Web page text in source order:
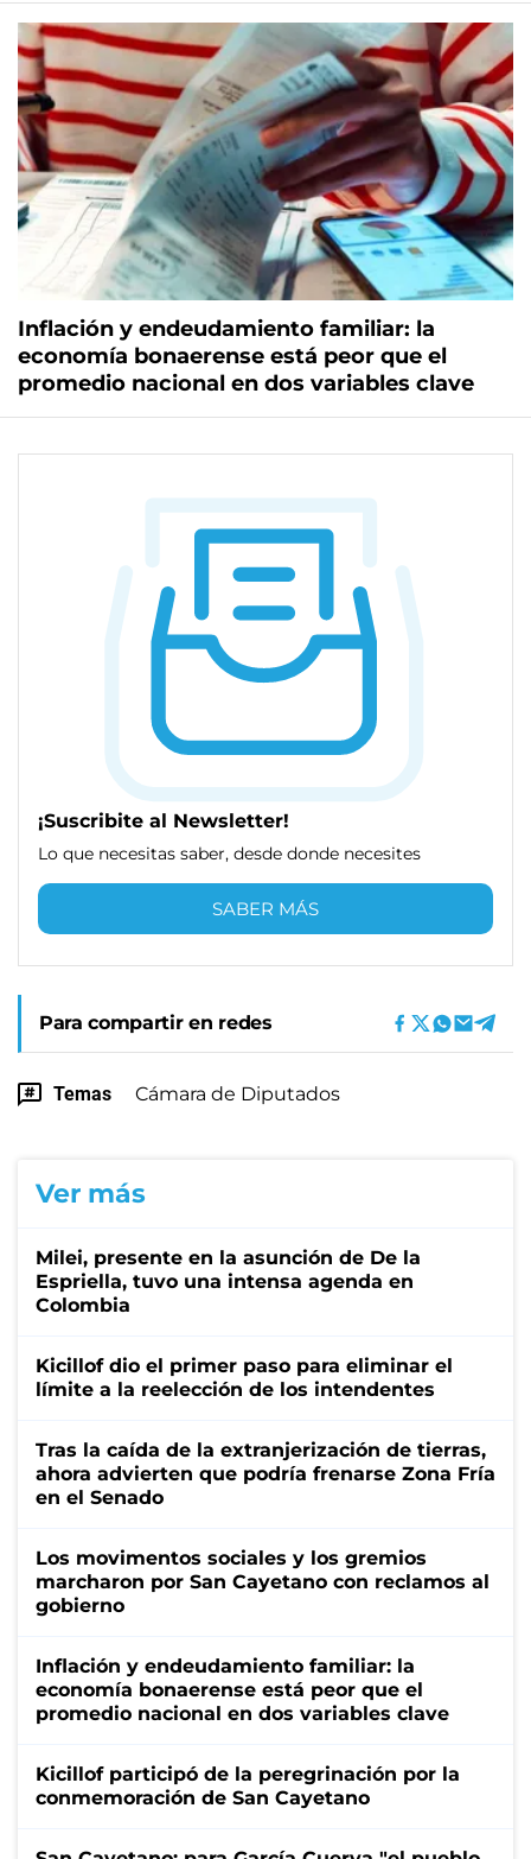
Inflación y endeudamiento familiar: la
economía bonaerense está peor que el
promedio nacional en dos variables clave
¡Suscribite al Newsletter!
Lo que necesitas saber, desde donde necesites
SABER MÁS
Para compartir en redes
Temas Cámara de Diputados
Ver más
Milei, presente en la asunción de De la
Espriella, tuvo una intensa agenda en
Colombia
Kicillof dio el primer paso para eliminar el
límite a la reelección de los intendentes
Tras la caída de la extranjerización de tierras,
ahora advierten que podría frenarse Zona Fría
en el Senado
Los movimentos sociales y los gremios
marcharon por San Cayetano con reclamos al
gobierno
Inflación y endeudamiento familiar: la
economía bonaerense está peor que el
promedio nacional en dos variables clave
Kicillof participó de la peregrinación por la
conmemoración de San Cayetano